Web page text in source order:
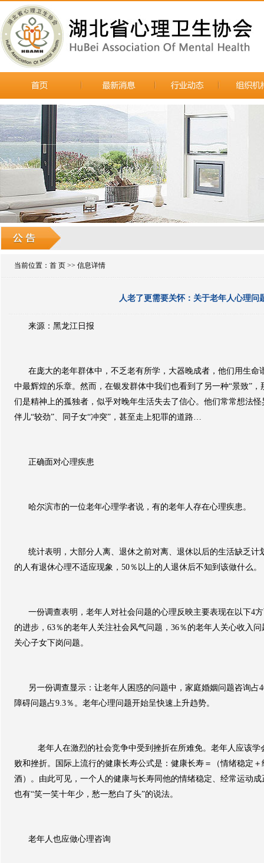
当前位置： 首 页 >> 信息详情
人老了更需要关怀：关于老年人心理问
来源：黑龙江日报
在庞大的老年群体中，不乏老有所学，大器晚成者，他们用生
中最辉煌的乐章。然而，在银发群体中我们也看到了另一种“景致”
们是精神上的孤独者，似乎对晚年生活失去了信心。他们常常想法
伴儿“较劲”、同子女“冲突” ，甚至走上犯罪的道路…
正确面对心理疾患
哈尔滨市的一位老年心理学者说，有的老年人存在心理疾患。
统计表明，大部分人离、退休之前对离、退休以后的生活缺乏计
的人有退休心理不适应现象， 50％以上的人退休后不知到该做什么。
一份调查表明，老年人对社会问题的心理反映主要表现在以下4
的进步， 63％的老年人关注社会风气问题， 36％的老年人关心收入问
关心子女下岗问题。
另一份调查显示：让老年人困惑的问题中，家庭婚姻问题咨询占
障碍问题占9.3％。老年心理问题开始呈快速上升趋势。
老年人在激烈的社会竞争中受到挫折在所难免。老年人应该
败和挫折。国际上流行的健康长寿公式是：健康长寿＝（情绪稳定
酒）。由此可见，一个人的健康与长寿同他的情绪稳定、经常运动
也有“笑一笑十年少，愁一愁白了头”的说法。
老年人也应做心理咨询